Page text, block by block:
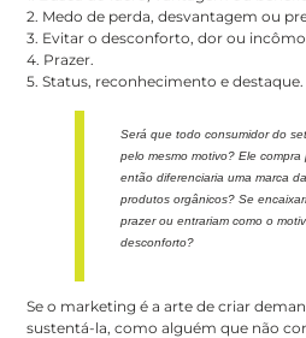
2. Medo de perda, desvantagem ou
3. Evitar o desconforto, dor ou
4. Prazer.
5. Status, reconhecimento e destaque.
Será que todo consumidor do
pelo mesmo motivo? Ele
então diferenciaria uma marca
produtos orgânicos? Se
prazer ou entrariam como o
desconforto?
Se o marketing é a arte de criar
sustentá-la, como alguém que não